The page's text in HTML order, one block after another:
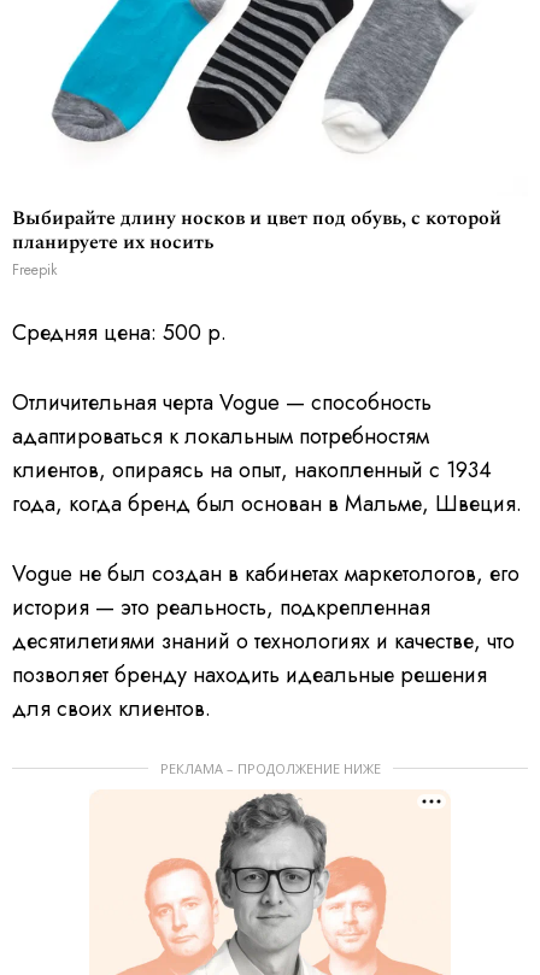
Выбирайте длину носков и цвет под обувь, с которой
планируете их носить
Freepik
Средняя цена: 500 р.
Отличительная черта Vogue — способность
адаптироваться к локальным потребностям
клиентов, опираясь на опыт, накопленный с 1934
года, когда бренд был основан в Мальме, Швеция.
Vogue не был создан в кабинетах маркетологов, его
история — это реальность, подкрепленная
десятилетиями знаний о технологиях и качестве, что
позволяет бренду находить идеальные решения
для своих клиентов.
РЕКЛАМА – ПРОДОЛЖЕНИЕ НИЖЕ